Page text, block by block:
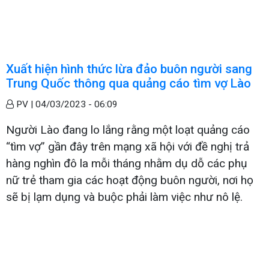
Xuất hiện hình thức lừa đảo buôn người sang
Trung Quốc thông qua quảng cáo tìm vợ Lào
PV | 04/03/2023 - 06:09
Người Lào đang lo lắng rằng một loạt quảng cáo
“tìm vợ” gần đây trên mạng xã hội với đề nghị trả
hàng nghìn đô la mỗi tháng nhằm dụ dỗ các phụ
nữ trẻ tham gia các hoạt động buôn người, nơi họ
sẽ bị lạm dụng và buộc phải làm việc như nô lệ.